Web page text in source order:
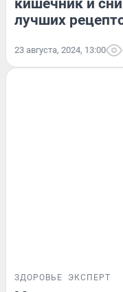
лучших
23 августа, 2024, 13:00
ЗДОРОВЬЕ ЭКСПЕРТ